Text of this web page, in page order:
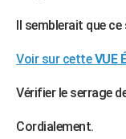
Il semblerait que
Voir sur cetteVUE
Vérifier le serrage
Cordialement.